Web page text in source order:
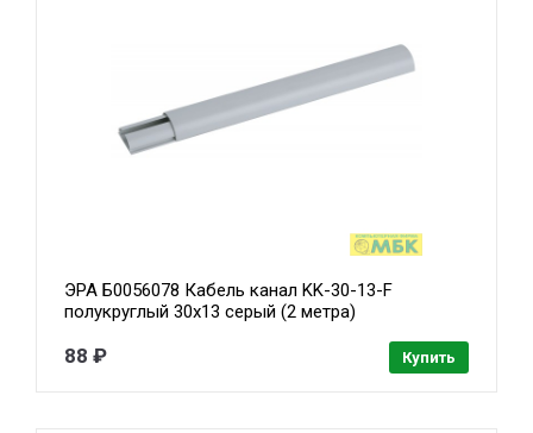
ЭРА Б0056078 Кабель канал KK-30-13-F
полукруглый 30х13 серый (2 метра)
88 ₽ Купить